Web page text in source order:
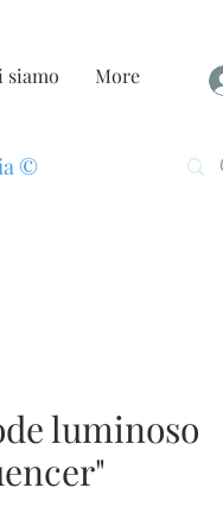
siamo More
©
luminoso